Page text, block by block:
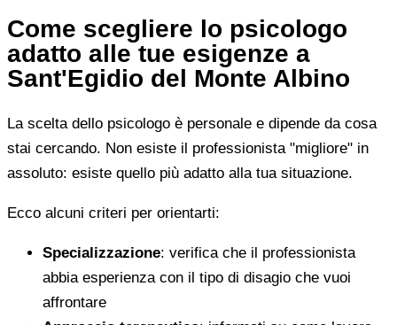
Come scegliere lo psicologo
adatto alle tue esigenze a
Sant'Egidio del Monte Albino
La scelta dello psicologo è personale e dipende da cosa
stai cercando. Non esiste il professionista "migliore" in
assoluto: esiste quello più adatto alla tua situazione.
Ecco alcuni criteri per orientarti:
Specializzazione: verifica che il professionista
abbia esperienza con il tipo di disagio che vuoi
affrontare